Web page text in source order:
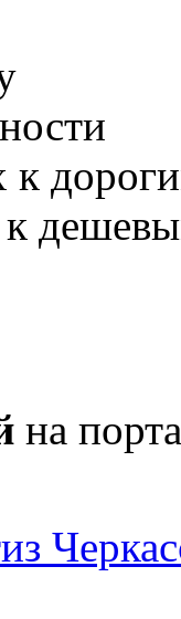
к
к
на